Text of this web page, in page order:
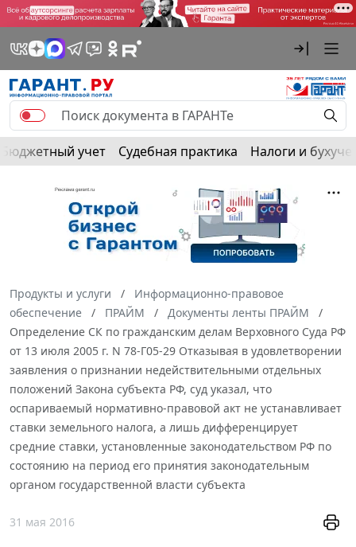
Бюджетный учет Судебная практика Налоги и
Продукты и услуги
Информационно-правовое
обеспечение
ПРАЙМ
Документы ленты ПРАЙМ
Определение СК по гражданским делам Верховного Суда РФ
от 13 июля 2005 г. N 78-Г05-29 Отказывая в удовлетворении
заявления о признании недействительными отдельных
положений Закона субъекта РФ, суд указал, что
оспариваемый нормативно-правовой акт не устанавливает
ставки земельного налога, а лишь дифференцирует
средние ставки, установленные законодательством РФ по
состоянию на период его принятия законодательным
органом государственной власти субъекта
31 мая 2016